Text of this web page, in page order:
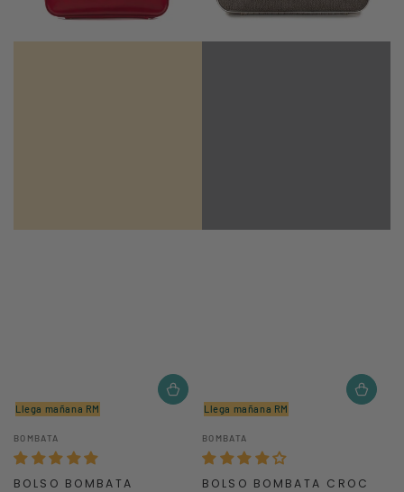
Llega mañana RM
Vendedor:
BOMBATA
BOLSO BOMBATA
Llega mañana RM
Vendedor:
BOMBATA
BOLSO BOMBATA CROC